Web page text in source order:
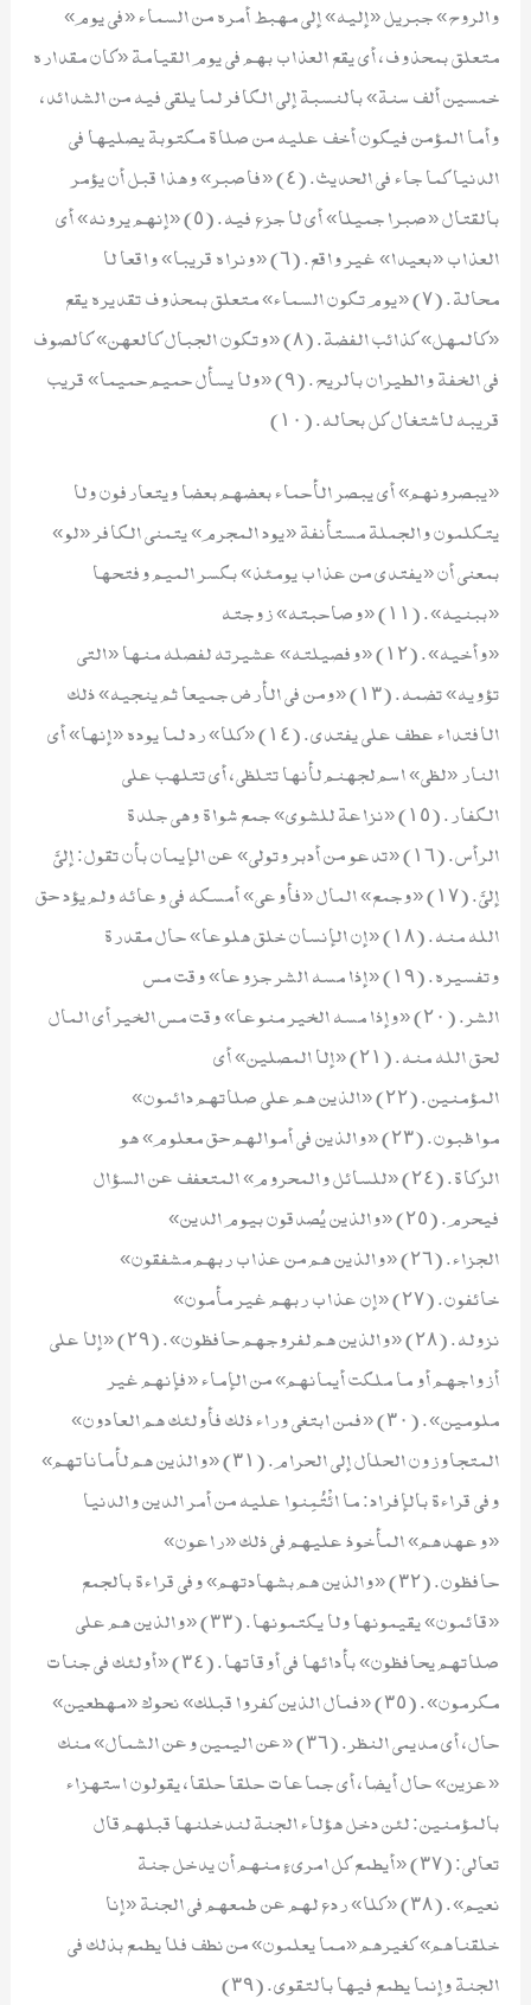
والروح» جبريل «إليه» إلى مهبط أمره من السماء «في يوم»
متعلق بمحذوف، أي يقع العذاب بهم في يوم القيامة «كان مقداره
خمسين ألف سنة» بالنسبة إلى الكافر لما يلقى فيه من الشدائد،
وأما المؤمن فيكون أخف عليه من صلاة مكتوبة يصليها في
الدنيا كما جاء في الحديث. (٤) «فاصبر» وهذا قبل أن يؤمر
بالقتال «صبرا جميلا» أي لا جزع فيه. (٥) «إنهم يرونه» أي
العذاب «بعيدا» غير واقع. (٦) «ونراه قريبا» واقعا لا
محالة. (٧) «يوم تكون السماء» متعلق بمحذوف تقديره يقع
«كالمهل» كذائب الفضة. (٨) «وتكون الجبال كالعهن» كالصوف
في الخفة والطيران بالريح. (٩) «ولا يسأل حميم حميما» قريب
قريبه لاشتغال كل بحاله. (١٠)
«يبصرونهم» أي يبصر الأحماء بعضهم بعضا ويتعارفون ولا
يتكلمون والجملة مستأنفة «يود المجرم» يتمنى الكافر «لو»
بمعنى أن «يفتدي من عذاب يومئذ» بكسر الميم وفتحها
«ببنيه». (١١) «وصاحبته» زوجته
«وأخيه». (١٢) «وفصيلته» عشيرته لفصله منها «التي
تؤويه» تضمه. (١٣) «ومن في الأرض جميعا ثم ينجيه» ذلك
الافتداء عطف على يفتدي. (١٤) «كلا» رد لما يوده «إنها» أي
النار «لظى» اسم لجهنم لأنها تتلظى، أي تتلهب على
الكفار. (١٥) «نزاعة للشوى» جمع شواة وهي جلدة
الرأس. (١٦) «تدعو من أدبر وتولى» عن الإيمان بأن تقول: إليَّ
إليَّ. (١٧) «وجمع» المال «فأوعي» أمسكه في وعائه ولم يؤد حق
الله منه. (١٨) «إن الإنسان خلق هلوعا» حال مقدرة
وتفسيره. (١٩) «إذا مسه الشر جزوعا» وقت مس
الشر. (٢٠) «وإذا مسه الخير منوعا» وقت مس الخير أي المال
لحق الله منه. (٢١) «إلا المصلين» أي
المؤمنين. (٢٢) «الذين هم على صلاتهم دائمون»
مواظبون. (٢٣) «والذين في أموالهم حق معلوم» هو
الزكاة. (٢٤) «للسائل والمحروم» المتعفف عن السؤال
فيحرم. (٢٥) «والذين يُصدقون بيوم الدين»
الجزاء. (٢٦) «والذين هم من عذاب ربهم مشفقون»
خائفون. (٢٧) «إن عذاب ربهم غير مأمون»
نزوله. (٢٨) «والذين هم لفروجهم حافظون». (٢٩) «إلا على
أزواجهم أو ما ملكت أيمانهم» من الإماء «فإنهم غير
ملومين». (٣٠) «فمن ابتغى وراء ذلك فأولئك هم العادون»
المتجاوزون الحلال إلى الحرام. (٣١) «والذين هم لأماناتهم»
وفي قراءة بالإفراد: ما ائْتُمِنوا عليه من أمر الدين والدنيا
«وعهدهم» المأخوذ عليهم في ذلك «راعون»
حافظون. (٣٢) «والذين هم بشهادتهم» وفي قراءة بالجمع
«قائمون» يقيمونها ولا يكتمونها. (٣٣) «والذين هم على
صلاتهم يحافظون» بأدائها في أوقاتها. (٣٤) «أولئك في جنات
مكرمون». (٣٥) «فمال الذين كفروا قبلك» نحوك «مهطعين»
حال، أي مديمي النظر. (٣٦) «عن اليمين وعن الشمال» منك
«عزين» حال أيضا، أي جماعات حلقا حلقا، يقولون استهزاء
بالمؤمنين: لئن دخل هؤلاء الجنة لندخلنها قبلهم قال
تعالى: (٣٧) «أيطمع كل امرىءٍ منهم أن يدخل جنة
نعيم». (٣٨) «كلا» ردع لهم عن طمعهم في الجنة «إنا
خلقناهم» كغيرهم «مما يعلمون» من نطف فلا يطمع بذلك في
الجنة وإنما يطمع فيها بالتقوى. (٣٩)